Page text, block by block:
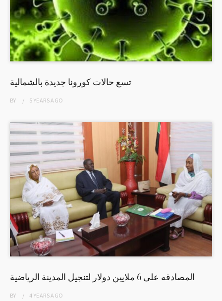
تسع حالات كورونا جديدة بالشمالية
BY 5 YEARSAGO
المصادقه على 6 ملايين دولار لتنجيل المدينة الرياضية
BY 4 YEARSAGO